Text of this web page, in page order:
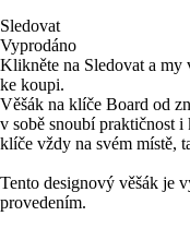
Sledovat
Vyprodáno
Klikněte na Sledovat a my
ke koupi.
Věšák na klíče Board od
v sobě snoubí praktičnost
klíče vždy na svém místě,
Tento designový věšák je
provedením.